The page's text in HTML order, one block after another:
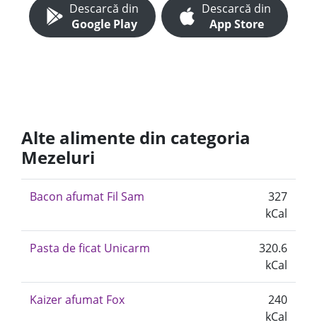
Descarcă din
Google Play
Descarcă din
App Store
Alte alimente din categoria
Mezeluri
Bacon afumat Fil Sam
327
kCal
Pasta de ficat Unicarm
320.6
kCal
Kaizer afumat Fox
240
kCal